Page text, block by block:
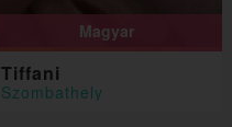
Magyar
Tiffani
Szombathely